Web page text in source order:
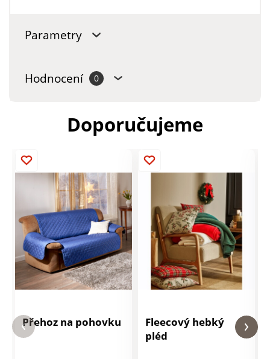
Parametry
Hodnocení 0
Doporučujeme
Přehoz na pohovku
Fleecový hebký
pléd